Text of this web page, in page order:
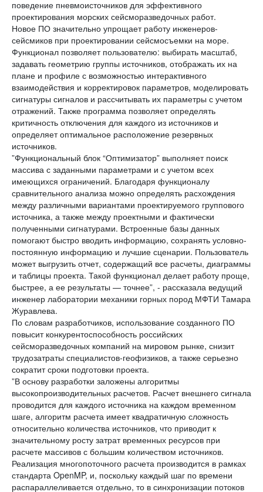
поведение пневмоисточников для эффективного
проектирования морских сейсморазведочных работ.
Новое ПО значительно упрощает работу инженеров-
сейсмиков при проектировании сейсмосъемки на море.
Функционал позволяет пользователю: выбирать масштаб,
задавать геометрию группы источников, отображать их на
плане и профиле с возможностью интерактивного
взаимодействия и корректировок параметров, моделировать
сигнатуры сигналов и рассчитывать их параметры с учетом
отражений. Также программа позволяет определять
критичность отключения для каждого из источников и
определяет оптимальное расположение резервных
источников.
”Функциональный блок “Оптимизатор” выполняет поиск
массива с заданными параметрами и с учетом всех
имеющихся ограничений. Благодаря функционалу
сравнительного анализа можно определять расхождения
между различными вариантами проектируемого группового
источника, а также между проектными и фактически
полученными сигнатурами. Встроенные базы данных
помогают быстро вводить информацию, сохранять условно-
постоянную информацию и лучшие сценарии. Пользователь
может выгрузить отчет, содержащий все расчеты, диаграммы
и таблицы проекта. Такой функционал делает работу проще,
быстрее, а ее результаты — точнее”, - рассказала ведущий
инженер лаборатории механики горных пород МФТИ Тамара
Журавлева.
По словам разработчиков, использование созданного ПО
повысит конкурентоспособность российских
сейсморазведочных компаний на мировом рынке, снизит
трудозатраты специалистов-геофизиков, а также серьезно
сократит сроки подготовки проекта.
”В основу разработки заложены алгоритмы
высокопроизводительных расчетов. Расчет внешнего сигнала
проводится для каждого источника на каждом временном
шаге, алгоритм расчета имеет квадратичную сложность
относительно количества источников, что приводит к
значительному росту затрат временных ресурсов при
расчете массивов с большим количеством источников.
Реализация многопоточного расчета производится в рамках
стандарта OpenMP, и, поскольку каждый шаг по времени
распараллеливается отдельно, то в синхронизации потоков